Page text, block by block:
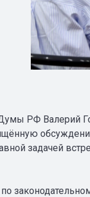
РФ Валерий
задачей